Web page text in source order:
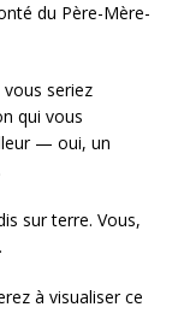
du Père-Mère-
seriez
qui vous
— oui, un
sur terre. Vous,
à visualiser ce